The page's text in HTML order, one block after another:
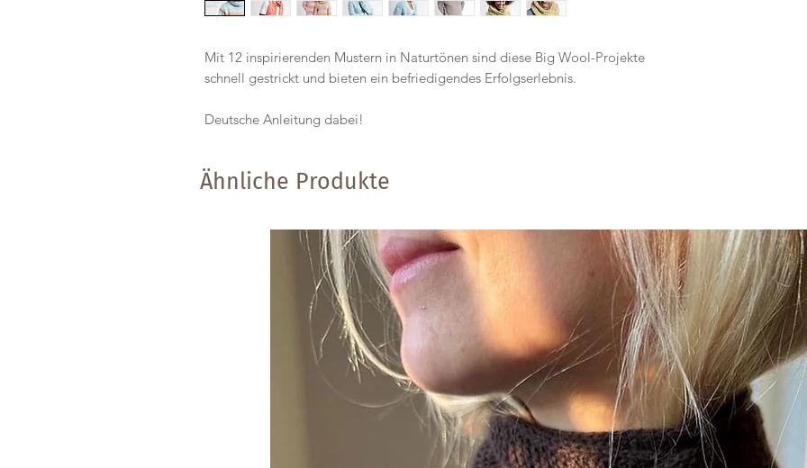
Mit 12 inspirierenden Mustern in Naturtönen sind diese Big Wool-Projekte
schnell gestrickt und bieten ein befriedigendes Erfolgserlebnis.
Deutsche Anleitung dabei!
Ähnliche Produkte